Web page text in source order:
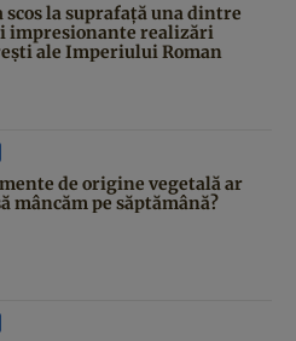
scos la suprafață una dintre
impresionante realizări
ale Imperiului Roman
de origine vegetală ar
mâncăm pe săptămână?